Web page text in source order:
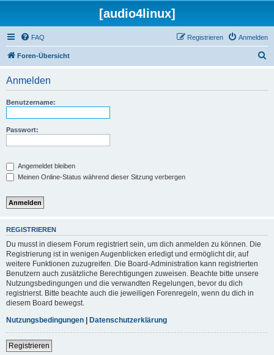
[audio4linux]
FAQ Anmelden
Registrieren
Foren-Übersicht
Anmelden
Benutzername:
Passwort:
Angemeldet bleiben
Meinen Online-Status während dieser Sitzung verbergen
REGISTRIEREN
Du musst in diesem Forum registriert sein, um dich anmelden zu können. Die
Registrierung ist in wenigen Augenblicken erledigt und ermöglicht dir, auf
weitere Funktionen zuzugreifen. Die Board-Administration kann registrierten
Benutzern auch zusätzliche Berechtigungen zuweisen. Beachte bitte unsere
Nutzungsbedingungen und die verwandten Regelungen, bevor du dich
registrierst. Bitte beachte auch die jeweiligen Forenregeln, wenn du dich in
diesem Board bewegst.
Nutzungsbedingungen | Datenschutzerklärung
Registrieren